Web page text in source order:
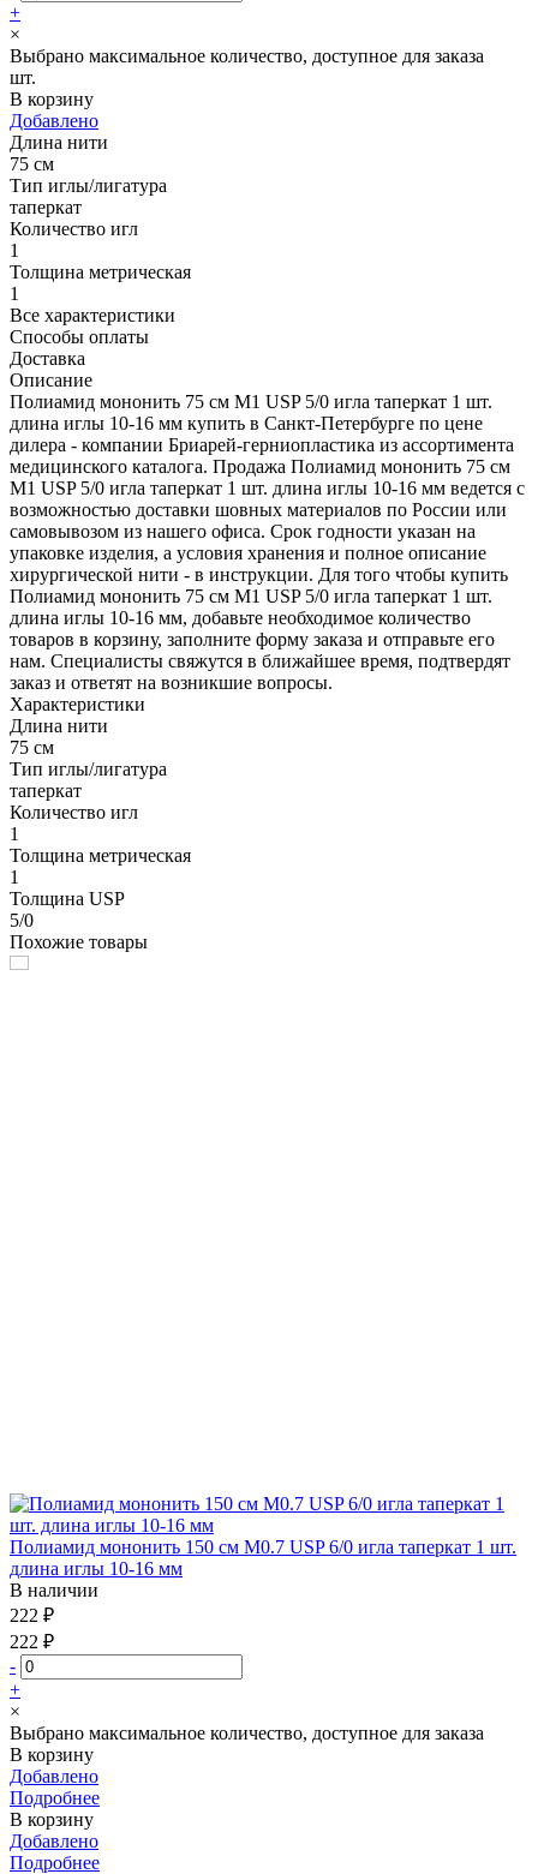
+
×
Выбрано максимальное количество, доступное для заказа
шт.
В корзину
Добавлено
Длина нити
75 см
Тип иглы/лигатура
таперкат
Количество игл
1
Толщина метрическая
1
Все характеристики
Способы оплаты
Доставка
Описание
Полиамид мононить 75 см М1 USP 5/0 игла таперкат 1 шт.
длина иглы 10-16 мм купить в Санкт-Петербурге по цене
дилера - компании Бриарей-герниопластика из ассортимента
медицинского каталога. Продажа Полиамид мононить 75 см
М1 USP 5/0 игла таперкат 1 шт. длина иглы 10-16 мм ведется с
возможностью доставки шовных материалов по России или
самовывозом из нашего офиса. Срок годности указан на
упаковке изделия, а условия хранения и полное описание
хирургической нити - в инструкции. Для того чтобы купить
Полиамид мононить 75 см М1 USP 5/0 игла таперкат 1 шт.
длина иглы 10-16 мм, добавьте необходимое количество
товаров в корзину, заполните форму заказа и отправьте его
нам. Специалисты свяжутся в ближайшее время, подтвердят
заказ и ответят на возникшие вопросы.
Характеристики
Длина нити
75 см
Тип иглы/лигатура
таперкат
Количество игл
1
Толщина метрическая
1
Толщина USP
5/0
Похожие товары
Полиамид мононить 150 см М0.7 USP 6/0 игла таперкат 1 шт.
длина иглы 10-16 мм
В наличии
222 ₽
222 ₽
-
+
×
Выбрано максимальное количество, доступное для заказа
В корзину
Добавлено
Подробнее
В корзину
Добавлено
Подробнее